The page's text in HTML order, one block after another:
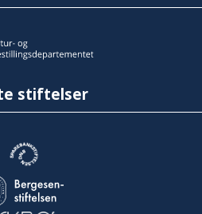
stiftelser